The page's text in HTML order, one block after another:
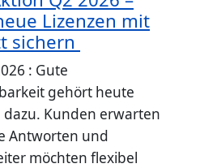
Lizenzen mit
sichern
: Gute
gehört heute
dazu. Kunden erwarten
Antworten und
möchten flexibel